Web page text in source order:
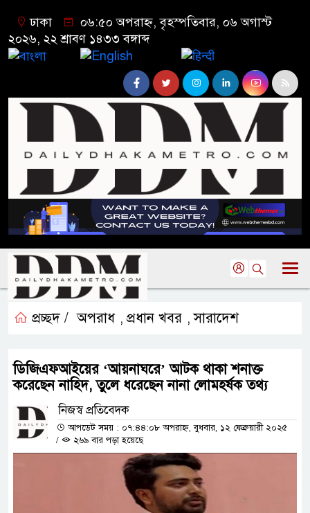
ঢাকা
০৬:৫০ অপরাহ্ন, বৃহস্পতিবার, ০৬ অগাস্ট
২০২৬, ২২ শ্রাবণ ১৪৩৩ বঙ্গাব্দ
প্রচ্ছদ / অপরাধ , প্রধান খবর ,সারাদেশ
ডিজিএফআইয়ের ‘আয়নাঘরে’ আটক থাকা শনাক্ত
করেছেন নাহিদ, তুলে ধরেছেন নানা লোমহর্ষক তথ্য
নিজস্ব প্রতিবেদক
আপডেট সময় : ০৭:৪৪:০৮ অপরাহ্ন, বুধবার, ১২ ফেব্রুয়ারী ২০২৫
/
২৬৯ বার পড়া হয়েছে